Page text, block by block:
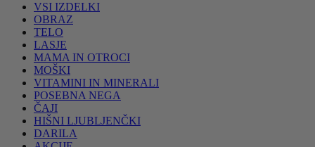
VSI IZDELKI
OBRAZ
TELO
LASJE
MAMA IN OTROCI
MOŠKI
VITAMINI IN MINERALI
POSEBNA NEGA
ČAJI
HIŠNI LJUBLJENČKI
DARILA